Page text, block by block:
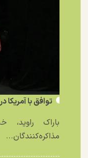
توافق با آمریکا
باراک
مذاکره‌کنندگان...